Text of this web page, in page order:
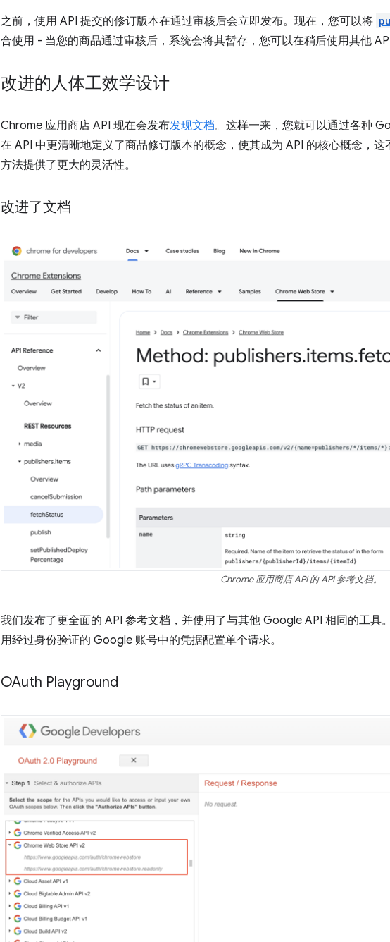
之前，使用 API 提交的修订版本在通过审核后会立即发布。现在，您可以将
合使用 - 当您的商品通过审核后，系统会将其暂存，您可以在稍后使用其他
改进的人体工效学设计
Chrome 应用商店 API 现在会发布发现文档。这样一来，您就可以通过各种
在 API 中更清晰地定义了商品修订版本的概念，使其成为 API 的核心概念，
方法提供了更大的灵活性。
改进了文档
Chrome 应用商店 API 的 API 参考文档。
我们发布了更全面的 API 参考文档，并使用了与其他 Google API 相同的工具
用经过身份验证的 Google 账号中的凭据配置单个请求。
OAuth Playground